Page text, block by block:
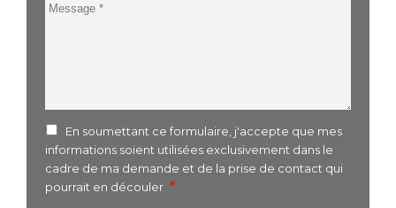
Message
En soumettant ce formulaire, j'accepte que mes
informations soient utilisées exclusivement dans le
cadre de ma demande et de la prise de contact qui
pourrait en découler